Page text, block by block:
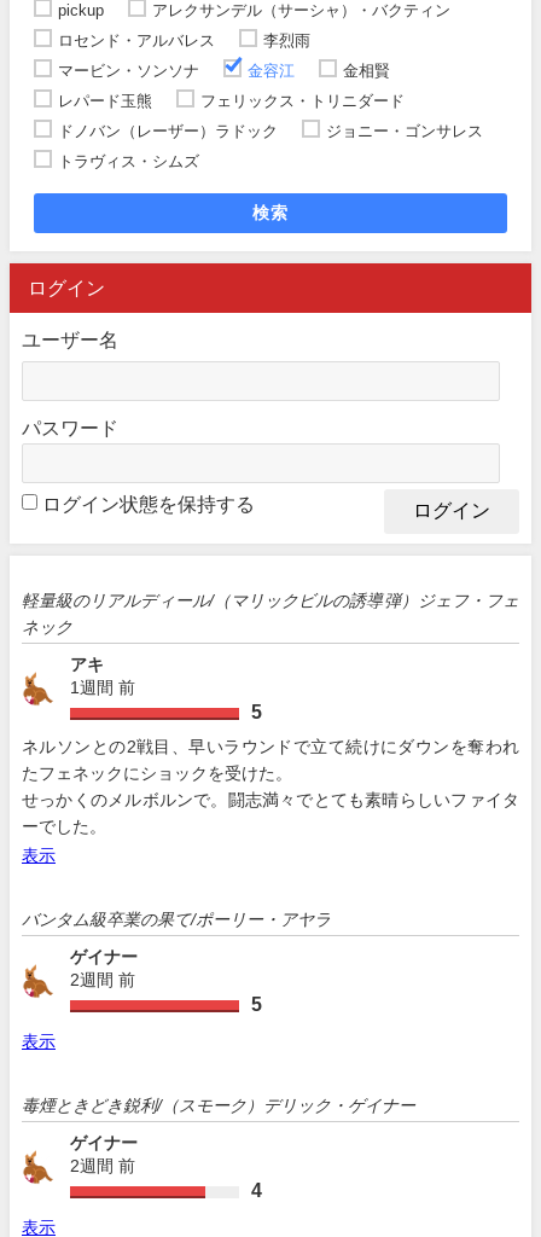
pickup
アレクサンデル（サーシャ）・バクティン
ロセンド・アルバレス
李烈雨
マービン・ソンソナ
金容江
金相賢
レパード玉熊
フェリックス・トリニダード
ドノバン（レーザー）ラドック
ジョニー・ゴンサレス
トラヴィス・シムズ
検索
ログイン
ユーザー名
パスワード
ログイン状態を保持する
軽量級のリアルディール/（マリックビルの誘導弾）ジェフ・フェ
ネック
アキ
1週間 前
5
ネルソンとの2戦目、早いラウンドで立て続けにダウンを奪われ
たフェネックにショックを受けた。
せっかくのメルボルンで。闘志満々でとても素晴らしいファイタ
ーでした。
表示
バンタム級卒業の果て/ポーリー・アヤラ
ゲイナー
2週間 前
5
表示
毒煙ときどき鋭利/（スモーク）デリック・ゲイナー
ゲイナー
2週間 前
4
表示